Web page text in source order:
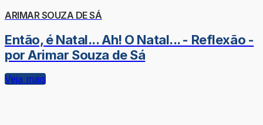
ARIMAR SOUZA DE SÁ
Então, é Natal... Ah! O Natal... - Reflexão -
por Arimar Souza de Sá
Veja mais